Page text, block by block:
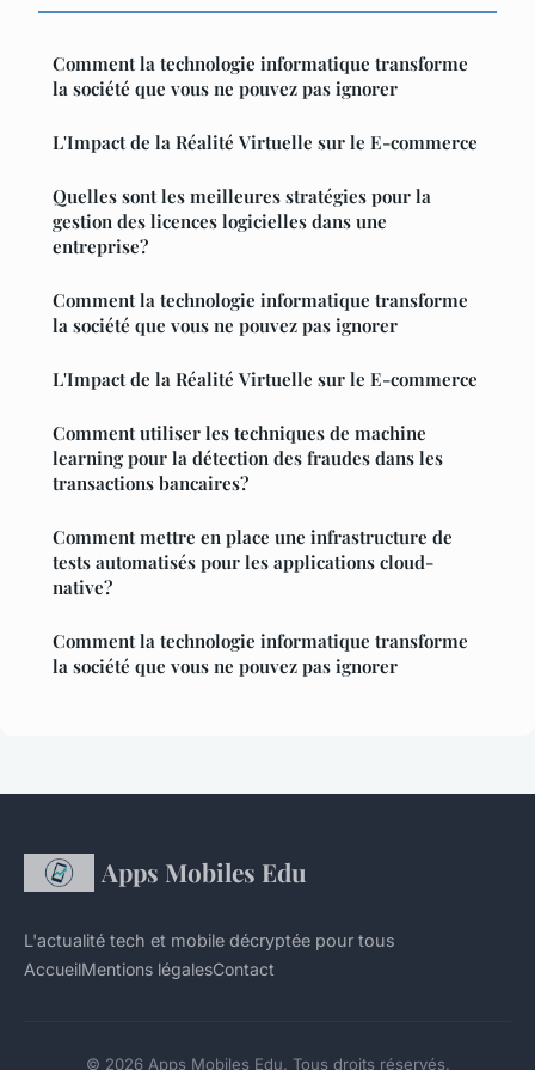
Comment la technologie informatique transforme
la société que vous ne pouvez pas ignorer
L'Impact de la Réalité Virtuelle sur le E-commerce
Quelles sont les meilleures stratégies pour la
gestion des licences logicielles dans une
entreprise?
Comment la technologie informatique transforme
la société que vous ne pouvez pas ignorer
L'Impact de la Réalité Virtuelle sur le E-commerce
Comment utiliser les techniques de machine
learning pour la détection des fraudes dans les
transactions bancaires?
Comment mettre en place une infrastructure de
tests automatisés pour les applications cloud-
native?
Comment la technologie informatique transforme
la société que vous ne pouvez pas ignorer
Apps Mobiles Edu
L'actualité tech et mobile décryptée pour tous
AccueilMentions légalesContact
© 2026 Apps Mobiles Edu. Tous droits réservés.